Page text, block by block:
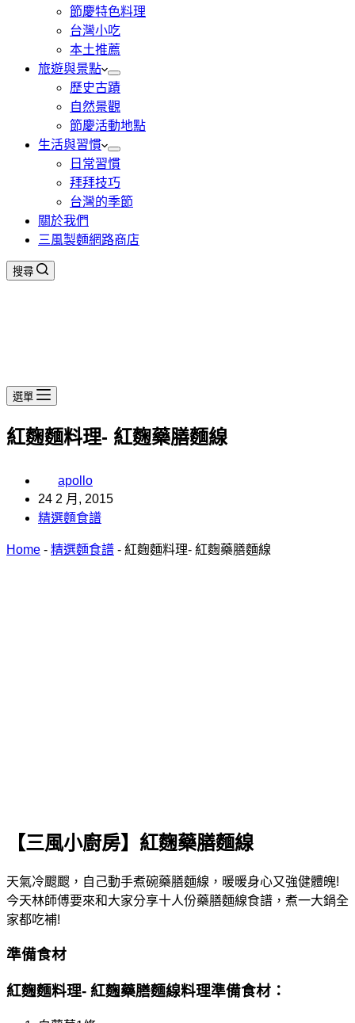
節慶特色料理
台灣小吃
本土推薦
旅遊與景點
歷史古蹟
自然景觀
節慶活動地點
生活與習慣
日常習慣
拜拜技巧
台灣的季節
關於我們
三風製麵網路商店
搜尋
選單
紅麴麵料理- 紅麴藥膳麵線
apollo
24 2 月, 2015
精選麵食譜
Home - 精選麵食譜 - 紅麴麵料理- 紅麴藥膳麵線
【三風小廚房】紅麴藥膳麵線
天氣冷颼颼，自己動手煮碗藥膳麵線，暖暖身心又強健體魄!
今天林師傅要來和大家分享十人份藥膳麵線食譜，煮一大鍋全
家都吃補!
準備食材
紅麴麵料理- 紅麴藥膳麵線料理準備食材：